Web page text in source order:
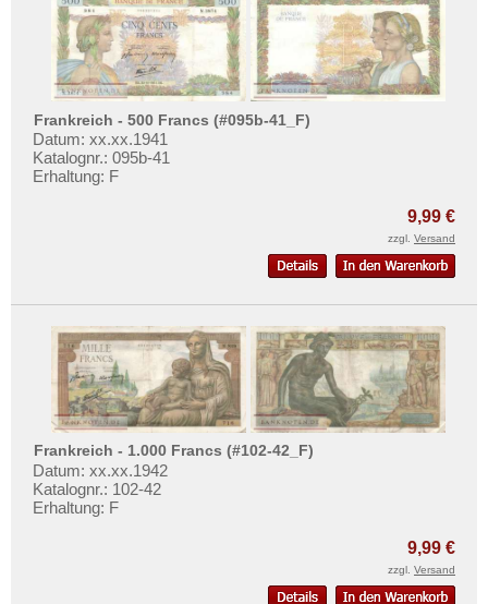
Frankreich - 500 Francs (#095b-41_F)
Datum: xx.xx.1941
Katalognr.: 095b-41
Erhaltung: F
9,99 €
zzgl. Versand
Frankreich - 1.000 Francs (#102-42_F)
Datum: xx.xx.1942
Katalognr.: 102-42
Erhaltung: F
9,99 €
zzgl. Versand